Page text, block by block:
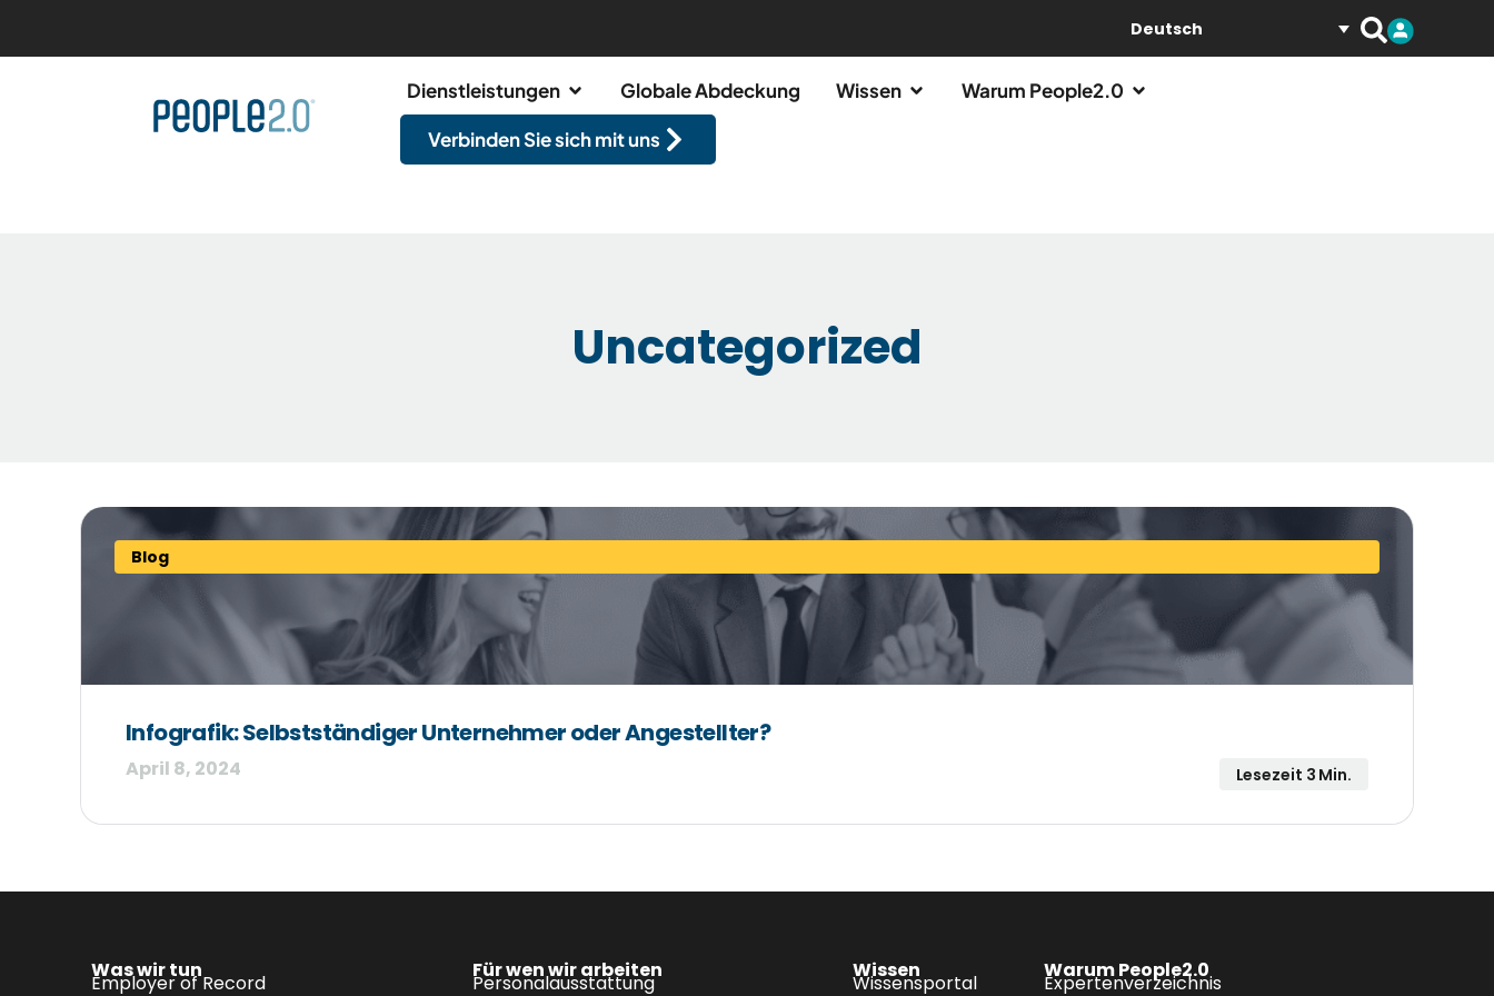
Deutsch
Dienstleistungen Globale Abdeckung Wissen
Warum People2.0
Verbinden Sie sich mit uns
Uncategorized
Blog
Infografik: Selbstständiger Unternehmer oder Angestellter?
April 8, 2024 Lesezeit 3 Min.
Was wir tun
Employer of Record
Für wen wir arbeiten
Personalausstattung
Wissen
Wissensportal
Warum People2.0
Expertenverzeichnis